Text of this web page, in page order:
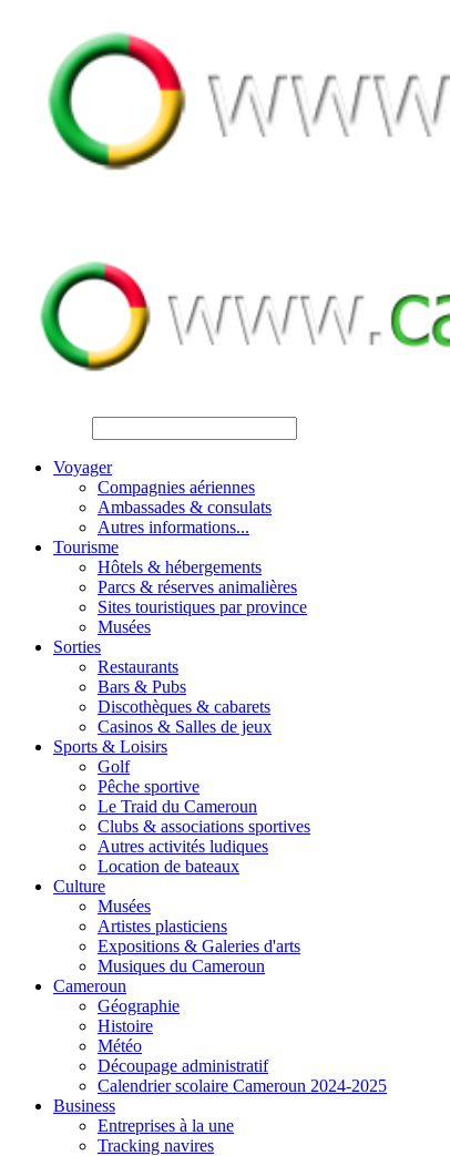
Voyager
Compagnies aériennes
Ambassades & consulats
Autres informations...
Tourisme
Hôtels & hébergements
Parcs & réserves animalières
Sites touristiques par province
Musées
Sorties
Restaurants
Bars & Pubs
Discothèques & cabarets
Casinos & Salles de jeux
Sports & Loisirs
Golf
Pêche sportive
Le Traid du Cameroun
Clubs & associations sportives
Autres activités ludiques
Location de bateaux
Culture
Musées
Artistes plasticiens
Expositions & Galeries d'arts
Musiques du Cameroun
Cameroun
Géographie
Histoire
Météo
Découpage administratif
Calendrier scolaire Cameroun 2024-2025
Business
Entreprises à la une
Tracking navires